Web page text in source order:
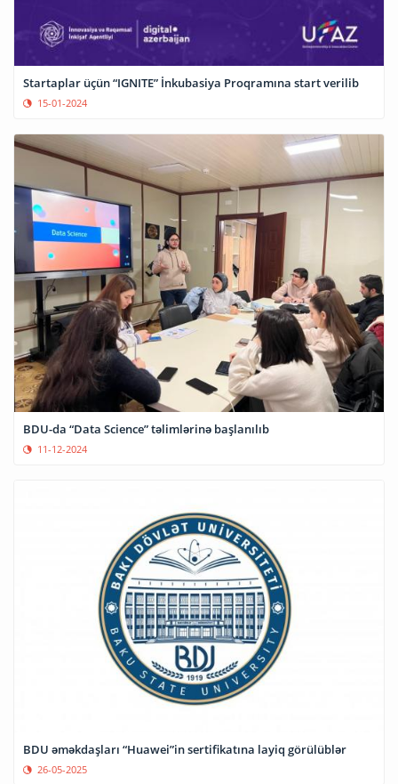
Startaplar üçün “IGNITE” İnkubasiya Proqramına start verilib
15-01-2024
BDU-da “Data Science” təlimlərinə başlanılıb
11-12-2024
BDU əməkdaşları “Huawei”in sertifikatına layiq görülüblər
26-05-2025